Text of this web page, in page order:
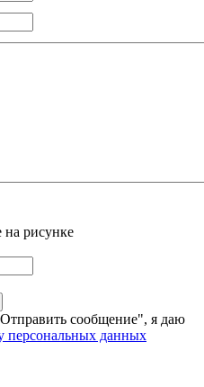
на рисунке
сообщение", я даю
персональных данных